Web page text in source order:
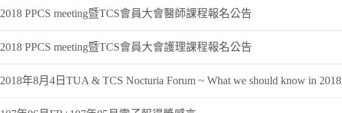
2018 PPCS meeting暨TCS會員大會醫師課程報名公告
2018 PPCS meeting暨TCS會員大會護理課程報名公告
2018年8月4日TUA & TCS Nocturia Forum ~ What we should know in 2018